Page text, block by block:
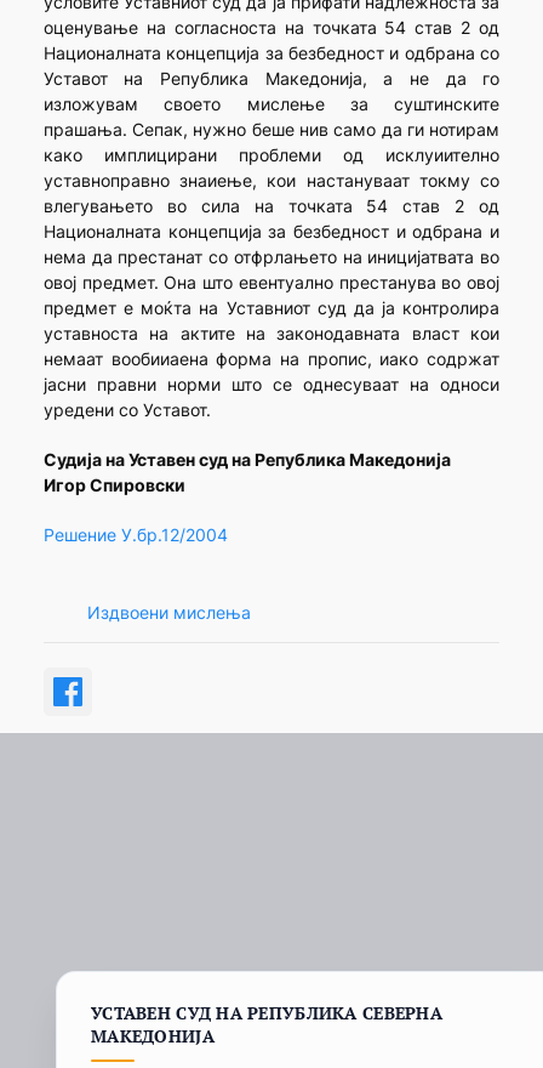
оценување на согласноста на точката 54 став 2 од
Националната концепција за безбедност и одбрана со
Уставот на Република Македонија, а не да го
изложувам своето мислење за суштинските
прашања. Сепак, нужно беше нив само да ги нотирам
како имплицирани проблеми од исклуиително
уставноправно знаиење, кои настануваат токму со
влегувањето во сила на точката 54 став 2 од
Националната концепција за безбедност и одбрана и
нема да престанат со отфрлањето на иницијатвата во
овој предмет. Она што евентуално престанува во овој
предмет е моќта на Уставниот суд да ја контролира
уставноста на актите на законодавната власт кои
немаат вообииаена форма на пропис, иако содржат
јасни правни норми што се однесуваат на односи
уредени со Уставот.
Судија на Уставен суд на Република Македонија
Игор Спировски
Решение У.бр.12/2004
Издвоени мислења
УСТАВЕН СУД НА РЕПУБЛИКА СЕВЕРНА
МАКЕДОНИЈА